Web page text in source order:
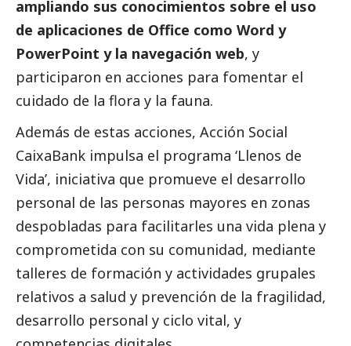
ampliando sus conocimientos sobre el uso
de aplicaciones de Office como Word y
PowerPoint y la navegación web, y
participaron en acciones para fomentar el
cuidado de la flora y la fauna.
Además de estas acciones, Acción Social
CaixaBank impulsa el programa ‘Llenos de
Vida’, iniciativa que promueve el desarrollo
personal de las personas mayores en zonas
despobladas para facilitarles una vida plena y
comprometida con su comunidad, mediante
talleres de formación y actividades grupales
relativos a salud y prevención de la fragilidad,
desarrollo personal y ciclo vital, y